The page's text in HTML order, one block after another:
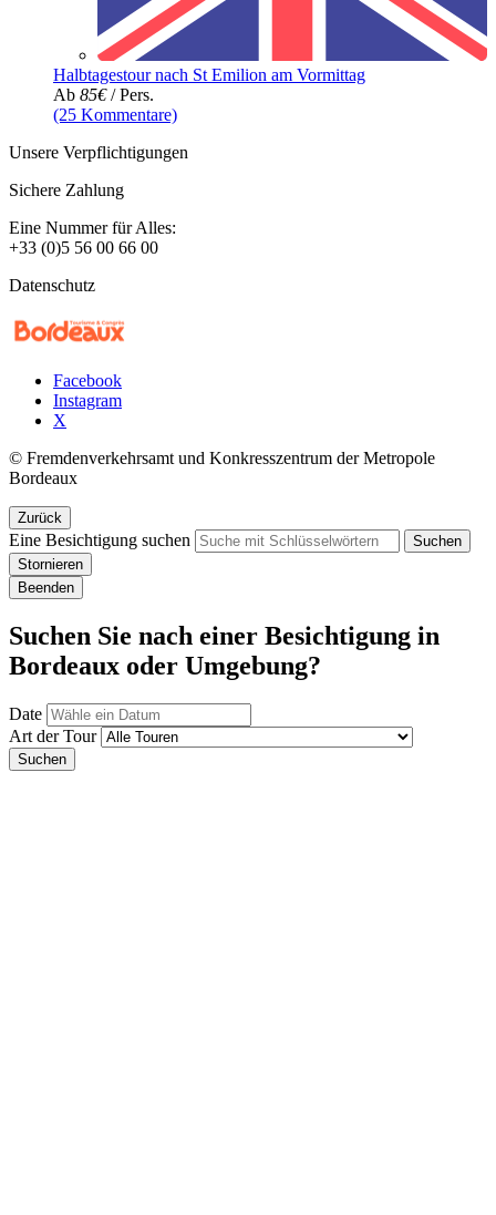
Halbtagestour nach St Emilion am Vormittag
Ab 85€/ Pers.
(25 Kommentare)
Unsere Verpflichtigungen
Sichere Zahlung
Eine Nummer für Alles:
+33 (0)5 56 00 66 00
Datenschutz
Facebook
Instagram
X
© Fremdenverkehrsamt und Konkresszentrum der Metropole
Bordeaux
Zurück
Eine Besichtigung suchen
Suchen
Stornieren
Beenden
Suchen Sie nach einer Besichtigung in
Bordeaux oder Umgebung?
Date
Art der Tour
Suchen